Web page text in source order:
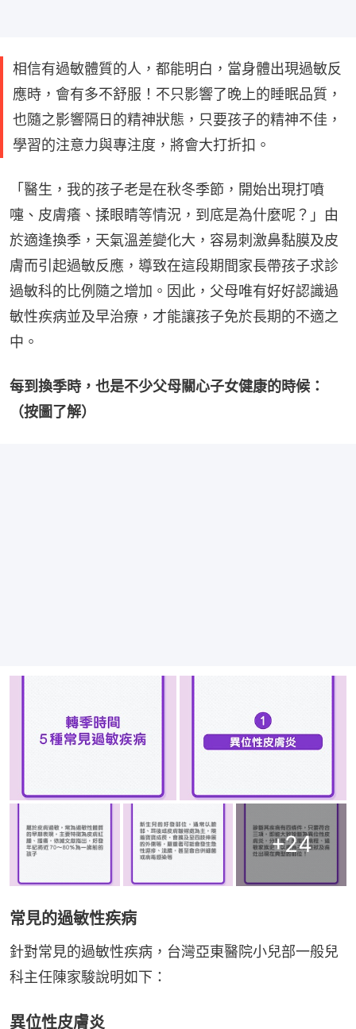
相信有過敏體質的人，都能明白，當身體出現過敏反
應時，會有多不舒服！不只影響了晚上的睡眠品質，
也隨之影響隔日的精神狀態，只要孩子的精神不佳，
學習的注意力與專注度，將會大打折扣。
「醫生，我的孩子老是在秋冬季節，開始出現打噴
嚏、皮膚癢、揉眼睛等情況，到底是為什麼呢？」由
於適逢換季，天氣溫差變化大，容易刺激鼻黏膜及皮
膚而引起過敏反應，導致在這段期間家長帶孩子求診
過敏科的比例隨之增加。因此，父母唯有好好認識過
敏性疾病並及早治療，才能讓孩子免於長期的不適之
中。
每到換季時，也是不少父母關心子女健康的時候：
（按圖了解）
+24
常見的過敏性疾病
針對常見的過敏性疾病，台灣亞東醫院小兒部一般兒
科主任陳家駿說明如下：
異位性皮膚炎